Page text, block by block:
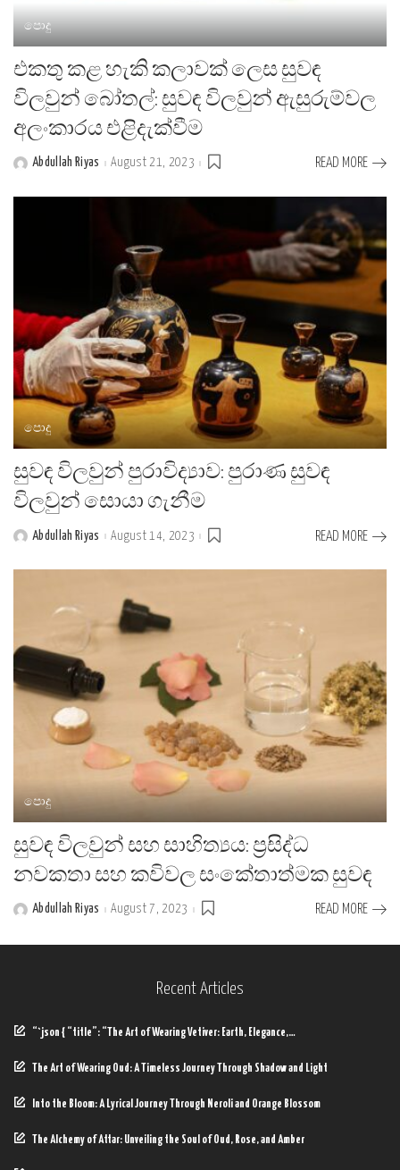
පොදු
එකතු කළ හැකි කලාවක් ලෙස සුවඳ
විලවුන් බෝතල්: සුවඳ විලවුන් ඇසුරුම්වල
අලංකාරය එළිදැක්වීම
PostedAbdullah Riyas August 21, 2023 READ MORE
පොදු
සුවඳ විලවුන් පුරාවිද්‍යාව: පුරාණ සුවඳ
විලවුන් සොයා ගැනීම
PostedAbdullah Riyas August 14, 2023 READ MORE
පොදු
සුවඳ විලවුන් සහ සාහිත්‍යය: ප්‍රසිද්ධ
නවකතා සහ කවිවල සංකේතාත්මක සුවඳ
PostedAbdullah Riyas August 7, 2023 READ MORE
Recent Articles
“`json { “title”: “The Art of Wearing Vetiver: Earth, Elegance,…
The Art of Wearing Oud: A Timeless Journey Through Shadow and Light
Into the Bloom: A Lyrical Journey Through Neroli and Orange Blossom
The Alchemy of Attar: Unveiling the Soul of Oud, Rose, and Amber